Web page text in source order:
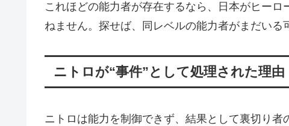
これほどの能力者が存在するなら、日本がヒー
ねません。探せば、同レベルの能力者がまだいる
ニトロが“事件”として処理された理由
ニトロは能力を制御できず、結果として裏切り者